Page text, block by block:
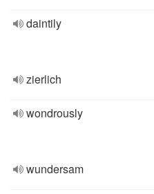
daintily
zierlich
wondrously
wundersam